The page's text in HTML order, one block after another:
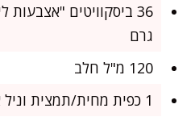
גרם
120 מ"ל חלב
1 כפית מחית/תמצית וניל איכותית